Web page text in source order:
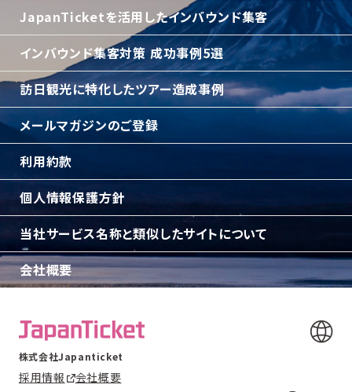
JapanTicketを活用したインバウンド集客
インバウンド集客対策 成功事例5選
訪日観光に特化したツアー造成事例
メールマガジンのご登録
利用約款
個人情報保護方針
当社サービス名称と類似したサイトについて
会社概要
株式会社Japanticket
採用情報 会社概要